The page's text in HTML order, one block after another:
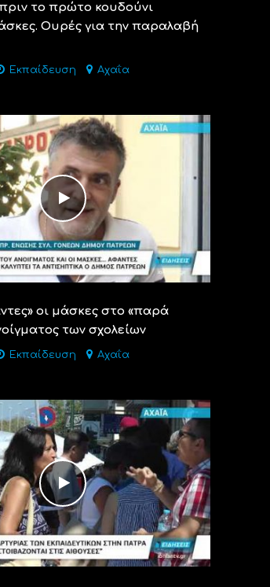
το πρώτο κουδούνι
Ουρές για την παραλαβή
Εκπαίδευση Αχαΐα
οι μάσκες στο «παρά
των σχολείων
Εκπαίδευση Αχαΐα